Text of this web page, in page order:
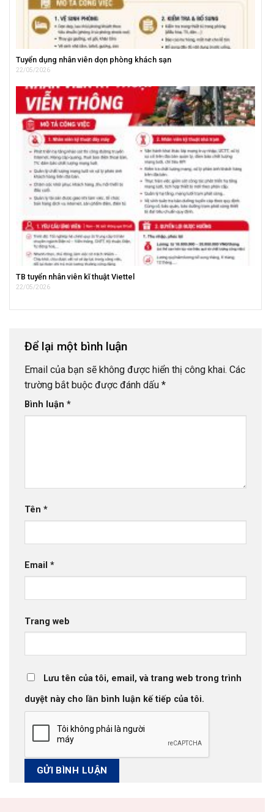
Tuyển dụng nhân viên dọn phòng khách sạn
22/05/2026
TB tuyển nhân viên kĩ thuật Viettel
22/05/2026
Để lại một bình luận
Email của bạn sẽ không được hiển thị công khai. Các
trường bắt buộc được đánh dấu *
Bình luận *
Tên *
Email *
Trang web
Lưu tên của tôi, email, và trang web trong trình
duyệt này cho lần bình luận kế tiếp của tôi.